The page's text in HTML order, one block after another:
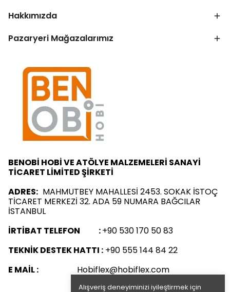
Alışveriş deneyiminizi iyileştirmek için
Hakkımızda
Pazaryeri Mağazalarımız
BENOBİ HOBİ VE ATÖLYE MALZEMELERİ SANAYİ
TİCARET LİMİTED ŞİRKETİ
ADRES: MAHMUTBEY MAHALLESİ 2453. SOKAK İSTOÇ
TİCARET MERKEZİ 32. ADA 59 NUMARA BAĞCILAR
İSTANBUL
İRTİBAT TELEFON :+90 530 170 50 83
TEKNİK DESTEK HATTI : +90 555 144 84 22
E MAİL : Hobiflex@hobiflex.com